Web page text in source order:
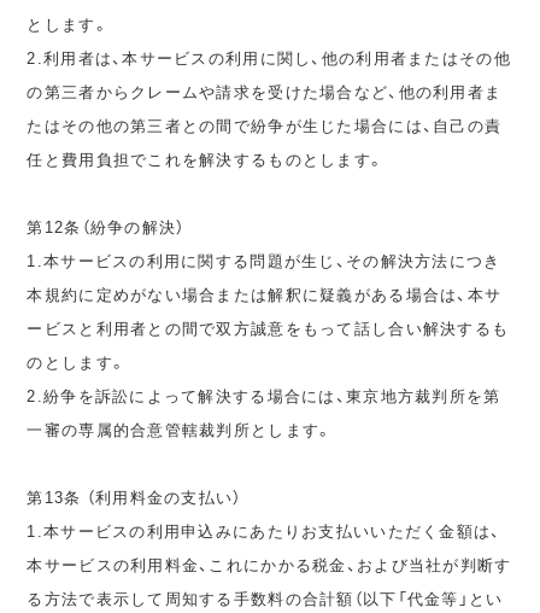
とします。
2.利用者は、本サービスの利用に関し、他の利用者またはその他
の第三者からクレームや請求を受けた場合など、他の利用者ま
たはその他の第三者との間で紛争が生じた場合には、自己の責
任と費用負担でこれを解決するものとします。
第12条（紛争の解決）
1.本サービスの利用に関する問題が生じ、その解決方法につき
本規約に定めがない場合または解釈に疑義がある場合は、本サ
ービスと利用者との間で双方誠意をもって話し合い解決するも
のとします。
2.紛争を訴訟によって解決する場合には、東京地方裁判所を第
一審の専属的合意管轄裁判所とします。
第13条 （利用料金の支払い）
1.本サービスの利用申込みにあたりお支払いいただく金額は、
本サービスの利用料金、これにかかる税金、および当社が判断す
る方法で表示して周知する手数料の合計額（以下「代金等」とい